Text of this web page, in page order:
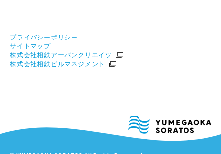
プライバシーポリシー
サイトマップ
株式会社相鉄アーバンクリエイツ
株式会社相鉄ビルマネジメント